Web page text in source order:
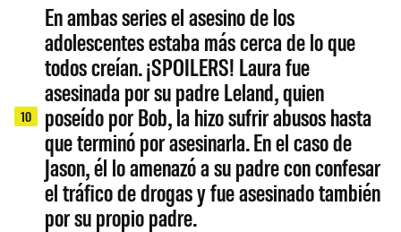
10
En ambas series el asesino de los
adolescentes estaba más cerca de lo que
todos creían. ¡SPOILERS! Laura fue
asesinada por su padre Leland, quien
poseído por Bob, la hizo sufrir abusos hasta
que terminó por asesinarla. En el caso de
Jason, él lo amenazó a su padre con confesar
el tráfico de drogas y fue asesinado también
por su propio padre.